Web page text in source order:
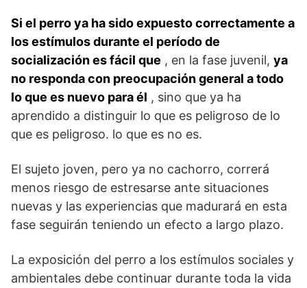
Si el perro ya ha sido expuesto correctamente a
los estímulos durante el período de
socializaciónes fácil que , en la fase juvenil, ya
no responda con preocupación general a todo
lo que es nuevo para él , sino que ya ha
aprendido a distinguir lo que es peligroso de lo
que es peligroso. lo que es no es.
El sujeto joven, pero ya no cachorro, correrá
menos riesgo de estresarse ante situaciones
nuevas y las experiencias que madurará en esta
fase seguirán teniendo un efecto a largo plazo.
La exposición del perro a los estímulos sociales y
ambientales debe continuar durante toda la vida